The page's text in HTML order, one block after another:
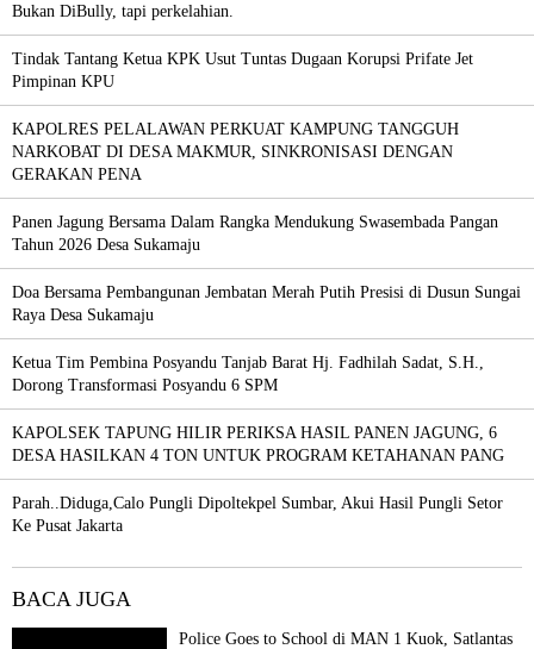
Bukan DiBully, tapi perkelahian.
Tindak Tantang Ketua KPK Usut Tuntas Dugaan Korupsi Prifate Jet
Pimpinan KPU
KAPOLRES PELALAWAN PERKUAT KAMPUNG TANGGUH
NARKOBAT DI DESA MAKMUR, SINKRONISASI DENGAN
GERAKAN PENA
Panen Jagung Bersama Dalam Rangka Mendukung Swasembada Pangan
Tahun 2026 Desa Sukamaju
Doa Bersama Pembangunan Jembatan Merah Putih Presisi di Dusun Sungai
Raya Desa Sukamaju
Ketua Tim Pembina Posyandu Tanjab Barat Hj. Fadhilah Sadat, S.H.,
Dorong Transformasi Posyandu 6 SPM
KAPOLSEK TAPUNG HILIR PERIKSA HASIL PANEN JAGUNG, 6
DESA HASILKAN 4 TON UNTUK PROGRAM KETAHANAN PANG
Parah..Diduga,Calo Pungli Dipoltekpel Sumbar, Akui Hasil Pungli Setor
Ke Pusat Jakarta
BACA JUGA
Police Goes to School di MAN 1 Kuok, Satlantas